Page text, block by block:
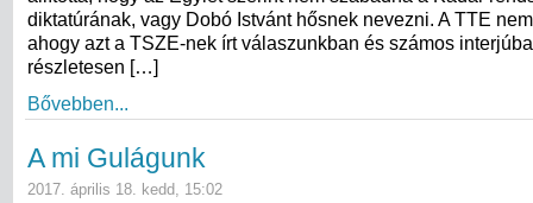
diktatúrának, vagy Dobó Istvánt hősnek nevezni. A TTE
ahogy azt a TSZE-nek írt válaszunkban és számos
részletesen […]
Bővebben...
A mi Gulágunk
2017. április 18. kedd, 15:02